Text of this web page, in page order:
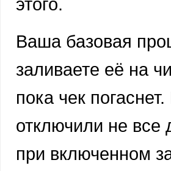
Ваша базовая
заливаете её на
пока чек
отключили не
при включенном